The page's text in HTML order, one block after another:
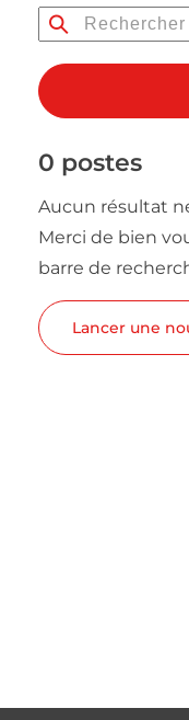
0 postes
Aucun résultat
Merci de bien
barre de
Lancer une